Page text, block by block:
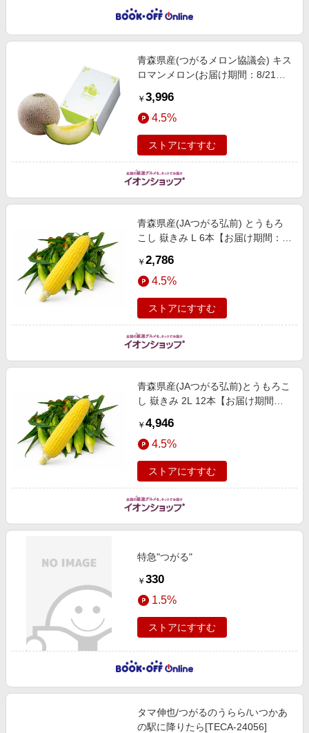
青森県産(つがるメロン協議会) キス
ロマンメロン(お届け期間：8/21〜
物・野菜
￥ 3,996
4.5%
ストアにすすむ
青森県産(JAつがる弘前) とうもろ
こし 嶽きみ L 6本【お届け期間：8
り寄せ】 果物・野菜【季節の贈り
物＆ご褒美ギフト】
￥ 2,786
4.5%
ストアにすすむ
青森県産(JAつがる弘前)とうもろこ
し 嶽きみ 2L 12本【お届け期間：8
り寄せ】 果物・野菜【季節の贈り
物＆ご褒美ギフト】
￥ 4,946
4.5%
ストアにすすむ
特急"つがる"
￥ 330
1.5%
ストアにすすむ
タマ伸也/つがるのうらら/いつかあ
の駅に降りたら[TECA-24056]